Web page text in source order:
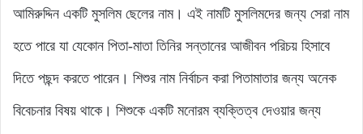
আমিরুদ্দিন একটি মুসলিম ছেলের নাম। এই নামটি মুসলিমদের জন্য সেরা নাম
হতে পারে যা যেকোন পিতা-মাতা তিনির সন্তানের আজীবন পরিচয় হিসাবে
দিতে পছন্দ করতে পারেন। শিশুর নাম নির্বাচন করা পিতামাতার জন্য অনেক
বিবেচনার বিষয় থাকে। শিশুকে একটি মনোরম ব্যক্তিত্ব দেওয়ার জন্য